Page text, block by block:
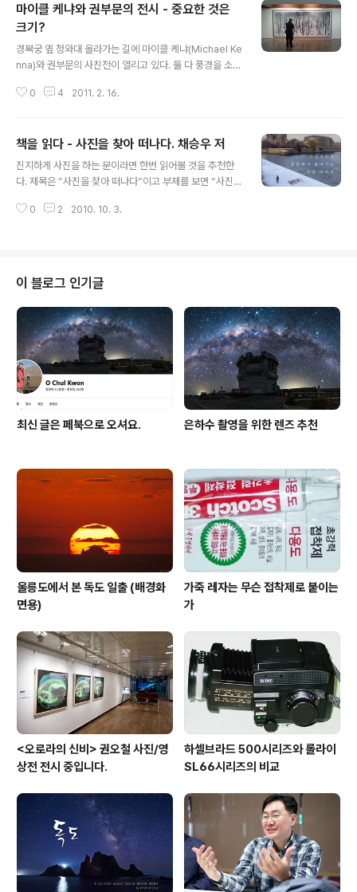
값이 워낙 비싸서 그런 것이다. 사진이나 그림 하나 넣으려
고 하면 우리나라보다 10배 이상 비싸니까. 해외에서도 사
진 값 후하게 주기로 유명한 회사가 있으니, 출판사가 아니
라 IT업체이다. 다름아닌 마이크로소프트와 애플. 컴퓨터
배경 화면에 한번 들어가면 아주(!) 쏠쏠하다. 올 초에 애플
에서 접촉이 있었는데 영어가 후달렸는지 사진이 후달렸는
마이클 케냐와 권부문의 전시 - 중요한 것은
크기?
경복궁 옆 청와대 올라가는 길에 마이클 케냐(Michael Ke
nna)와 권부문의 사진전이 열리고 있다. 둘 다 풍경을 소재
오는 산과 바다를 소재로 하고 있다. 전시장에 들어서는 순
게 제작할 수 없어서 인화부터 디아섹 프레임까지 전부 독
일에서 해오는 것으로 알고 있다. 마이클 케냐의 사진은 나
무가 있는 풍경을 소재로 하고 있다. 그는 인화를 작게 하는
개 정사각형 포맷인 그의 사진은 한 변의 길이가 20cm가
0 4 2011. 2. 16.
책을 읽다 - 사진을 찾아 떠나다. 채승우 저
진지하게 사진을 하는 분이라면 한번 읽어볼 것을 추천한
다. 제목은 “사진을 찾아 떠나다”이고 부제를 보면 “사진기
사진기자가 유럽의 사진 문화에 대해서 취재한 것 같은 그
을 정도로 여러 가지 이야기가 유럽에서 돌아다닌 이야기
들을 부제로 만들어 버리면서 주제로서 버무려져 있다. 그
리고 사진기자가 사진만 잘 찍는 게 아니라 글도 너무 잘 쓴
것이다! 현대 사진을 이해하는 것이 어려운 만큼, 사진의 발
명에서부터 현대 사진으로 이어지는 여러 가지 이야기들이
너무 쉽게 쓰이지는 않았다...
0 2 2010. 10. 3.
이 블로그 인기글
최신 글은 페북으로 오셔요. 은하수 촬영을 위한 렌즈 추천
울릉도에서 본 독도 일출 (배경화
면용)
가죽 레자는 무슨 접착제로 붙이는
가
<오로라의 신비> 권오철 사진/영
상전 전시 중입니다.
하셀브라드 500시리즈와 롤라이
SL66시리즈의 비교